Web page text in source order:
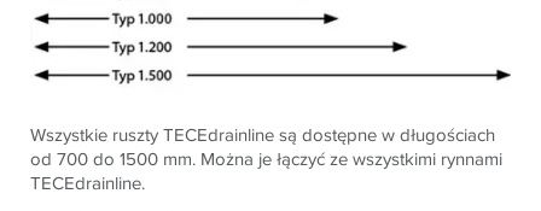
Wszystkie rusztyTECEdrainline są dostępne w długościach
od 700 do 1500 mm. Można je łączyć ze wszystkimi rynnami
TECEdrainline.